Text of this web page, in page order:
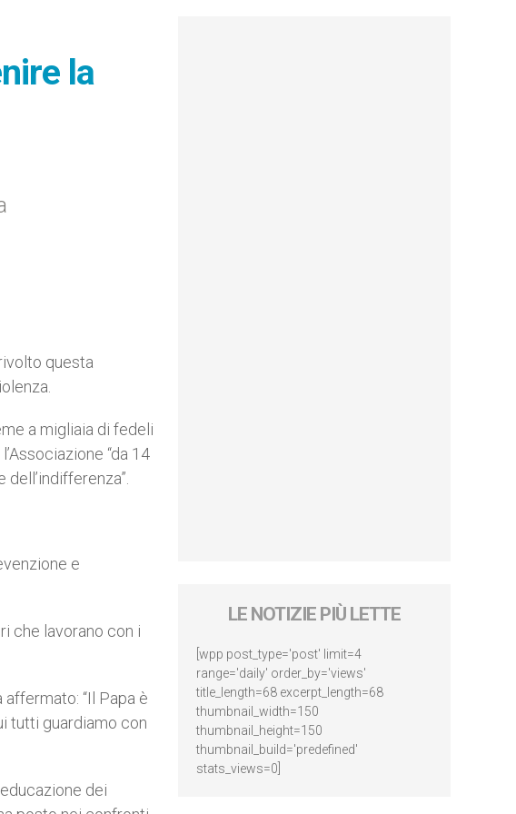
la
questa
a migliaia di fedeli
“da 14
e
che lavorano con i
affermato: “Il Papa è
tutti guardiamo con
dei
LE NOTIZIE PIÙ LETTE
[wpp post_type='post' limit=4
range='daily' order_by='views'
title_length=68 excerpt_length=68
thumbnail_width=150
thumbnail_height=150
thumbnail_build='predefined'
stats_views=0]